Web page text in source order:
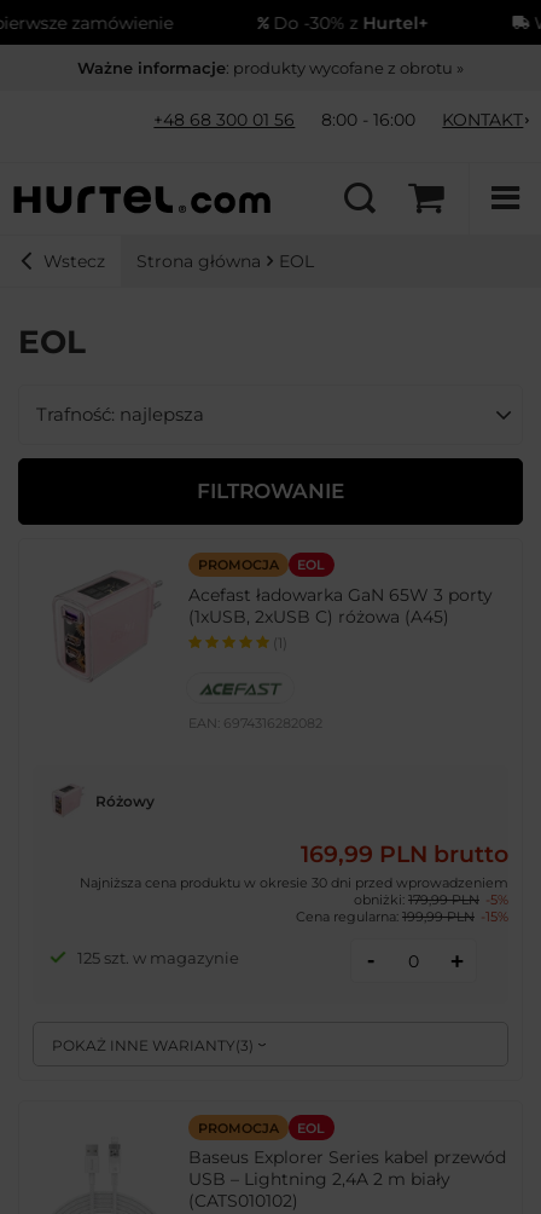
zamówienie Do -30% zHurtel+
Ważne informacje: produkty wycofane z obrotu »
+48 68 300 01 56 8:00 - 16:00 KONTAKT
Wstecz Strona główna EOL
EOL
Zmień sortowanie
Trafność: najlepsza
FILTROWANIE
PROMOCJA EOL
Acefast ładowarka GaN 65W 3 porty
(1xUSB, 2xUSB C) różowa (A45)
(1)
EAN: 6974316282082
POKAŻ INNE WARIANTY(3)
Różowy
169,99 PLN brutto
Najniższa cena produktu w okresie 30 dni przed wprowadzeniem
obniżki: 179,99 PLN -5%
Cena regularna: 199,99 PLN -15%
125 szt. w magazynie - +
PROMOCJA EOL
Baseus Explorer Series kabel przewód
USB – Lightning 2,4A 2 m biały
(CATS010102)